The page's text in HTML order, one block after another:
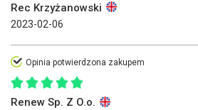
Rec Krzyżanowski
2023-02-06
Opinia potwierdzona zakupem
Renew Sp. Z O.o.